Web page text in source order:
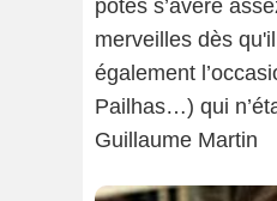
potes s’avère
merveilles dès
également
Pailhas…) qui
Guillaume Martin